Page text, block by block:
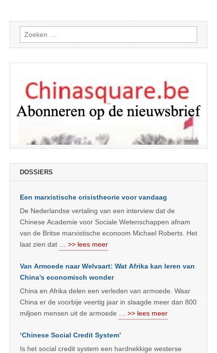
Zoeken
naar:
DOSSIERS
Een marxistische crisistheorie voor vandaag
De Nederlandse vertaling van een interview dat de
Chinese Academie voor Sociale Wetenschappen afnam
van de Britse marxistische econoom Michael Roberts. Het
laat zien dat
… >> lees meer
Van Armoede naar Welvaart: Wat Afrika kan leren van
China’s economisch wonder
China en Afrika delen een verleden van armoede. Waar
China er de voorbije veertig jaar in slaagde meer dan 800
miljoen mensen uit de armoede
… >> lees meer
‘Chinese Social Credit System’
Is het social credit system een hardnekkige westerse